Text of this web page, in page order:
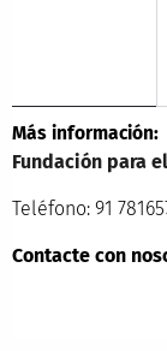
Más información:
Fundación para
Teléfono: 91
Contacte con